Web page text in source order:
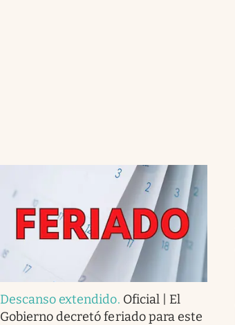
Descanso extendido. Oficial | El
Gobierno decretó feriado para este